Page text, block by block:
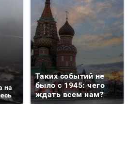
на
Таких событий не
было с 1945: чего
ждать всем нам?